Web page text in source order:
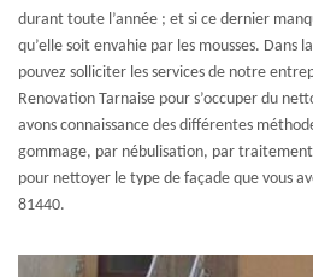
durant toute l’année ; et si ce dernier
qu’elle soit envahie par les mousses. Dans
pouvez solliciter les services de notre
Renovation Tarnaise pour s’occuper du
avons connaissance des différentes
gommage, par nébulisation, par
pour nettoyer le type de façade que vous
81440.